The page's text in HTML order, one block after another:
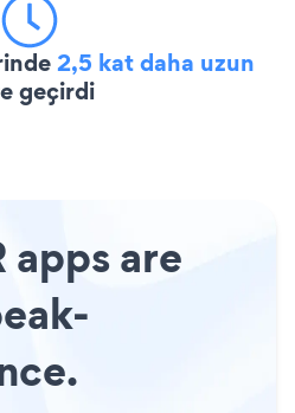
2,5 kat daha uzun
geçirdi
apps are